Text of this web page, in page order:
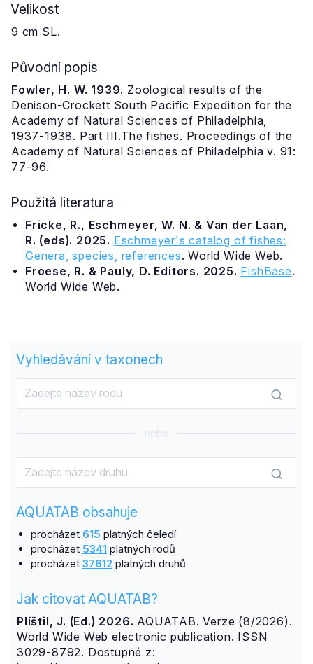
Velikost
9 cm SL.
Původní popis
Fowler, H. W. 1939. Zoological results of the
Denison-Crockett South Pacific Expedition for the
Academy of Natural Sciences of Philadelphia,
1937-1938. Part III.The fishes. Proceedings of the
Academy of Natural Sciences of Philadelphia v. 91:
77-96.
Použitá literatura
Fricke, R., Eschmeyer, W. N. & Van der Laan,
R. (eds). 2025. Eschmeyer's catalog of fishes:
Genera, species, references. World Wide Web.
Froese, R. & Pauly, D. Editors. 2025. FishBase.
World Wide Web.
Vyhledávání v taxonech
nebo
AQUATAB obsahuje
procházet 615 platných čeledí
procházet 5341 platných rodů
procházet 37612 platných druhů
Jak citovat AQUATAB?
Plíštil, J. (Ed.) 2026. AQUATAB. Verze (8/2026).
World Wide Web electronic publication. ISSN
3029-8792. Dostupné z: